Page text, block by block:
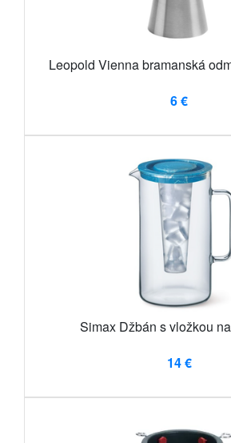
Leopold Vienna bramanská
6 €
Simax Džbán s vložkou
14 €